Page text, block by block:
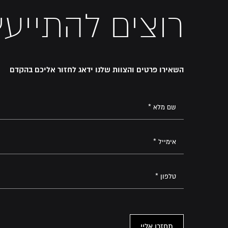
רוצים
השאירו פרטים והצוות שלנו ידאג לחזור אליכם בהקדם